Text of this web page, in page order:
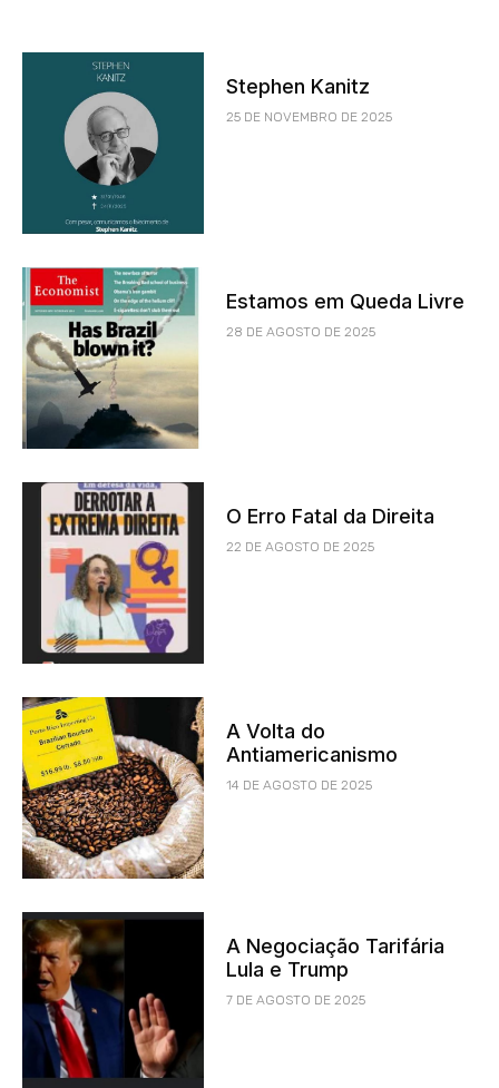
Stephen Kanitz
25 DE NOVEMBRO DE 2025
Estamos em Queda Livre
28 DE AGOSTO DE 2025
O Erro Fatal da Direita
22 DE AGOSTO DE 2025
A Volta do
Antiamericanismo
14 DE AGOSTO DE 2025
A Negociação Tarifária
Lula e Trump
7 DE AGOSTO DE 2025